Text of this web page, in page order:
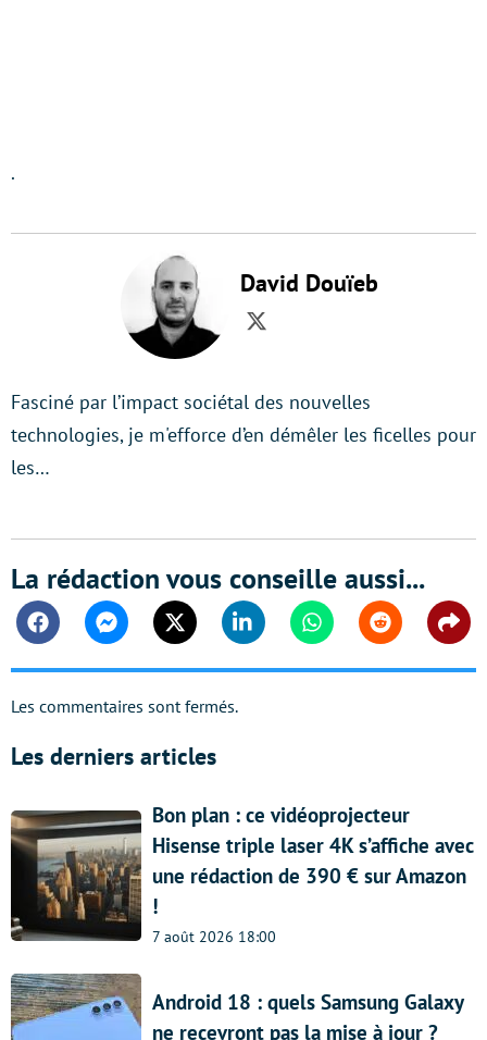
.
David Douïeb
Twitter
Fasciné par l’impact sociétal des nouvelles
technologies, je m'efforce d’en démêler les ficelles pour
les…
La rédaction vous conseille aussi...
FacebookMessengerTwitter Linkedin WhatsappReddit
Les commentaires sont fermés.
Les derniers articles
Bon plan : ce vidéoprojecteur
Hisense triple laser 4K s’affiche avec
une rédaction de 390 € sur Amazon
!
7 août 2026 18:00
Android 18 : quels Samsung Galaxy
ne recevront pas la mise à jour ?